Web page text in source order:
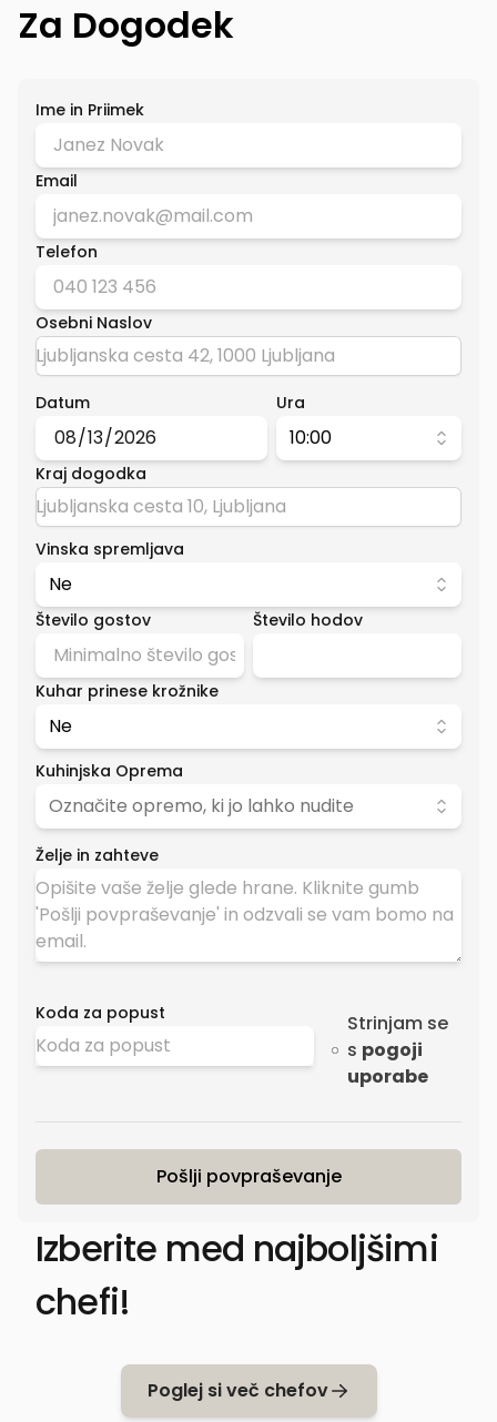
Za Dogodek
Ime in Priimek
Email
Telefon
Osebni Naslov
Datum Ura
10:00
Kraj dogodka
Vinska spremljava
Ne
Število gostov Število hodov
Kuhar prinese krožnike
Ne
Kuhinjska Oprema
Označite opremo, ki jo lahko nudite
Želje in zahteve
Koda za popust
Strinjam se
s pogoji
uporabe
Pošlji povpraševanje
Izberite med najboljšimi
chefi!
Poglej si več chefov